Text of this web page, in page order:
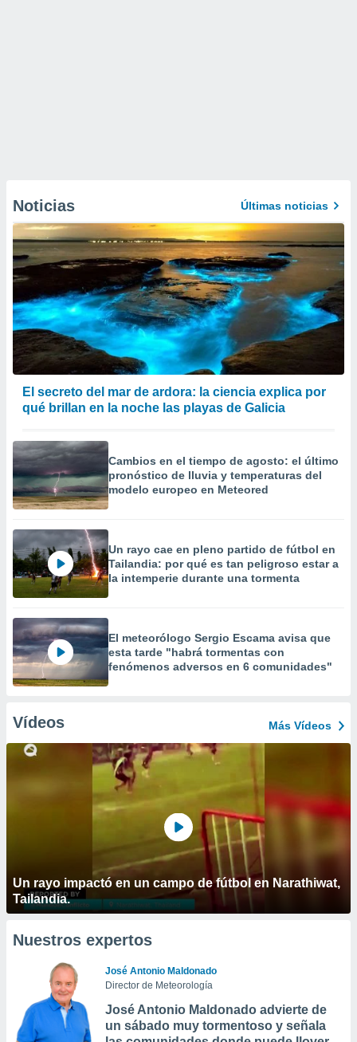
Noticias Últimas noticias
El secreto del mar de ardora: la ciencia explica por
qué brillan en la noche las playas de Galicia
Cambios en el tiempo de agosto: el último
pronóstico de lluvia y temperaturas del
modelo europeo en Meteored
Un rayo cae en pleno partido de fútbol en
Tailandia: por qué es tan peligroso estar a
la intemperie durante una tormenta
El meteorólogo Sergio Escama avisa que
esta tarde "habrá tormentas con
fenómenos adversos en 6 comunidades"
Vídeos Más Vídeos
Un rayo impactó en un campo de fútbol en Narathiwat,
Tailandia.
Nuestros expertos
José Antonio Maldonado
Director de Meteorología
José Antonio Maldonado advierte de
un sábado muy tormentoso y señala